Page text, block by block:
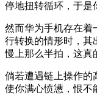
停地扭转循环，于是
然而华为手机存在着
行转换的情形时，其
慢上那么半拍，这真
倘若遭遇链上操作的
使你满心愤懑，恨不